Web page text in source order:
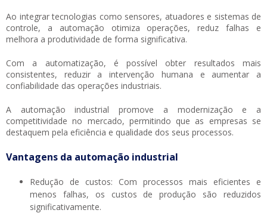
Ao integrar tecnologias como sensores, atuadores e sistemas de
controle, a automação otimiza operações, reduz falhas e
melhora a produtividade de forma significativa.
Com a automatização, é possível obter resultados mais
consistentes, reduzir a intervenção humana e aumentar a
confiabilidade das operações industriais.
A automação industrial promove a modernização e a
competitividade no mercado, permitindo que as empresas se
destaquem pela eficiência e qualidade dos seus processos.
Vantagens da automação industrial
Redução de custos: Com processos mais eficientes e
menos falhas, os custos de produção são reduzidos
significativamente.